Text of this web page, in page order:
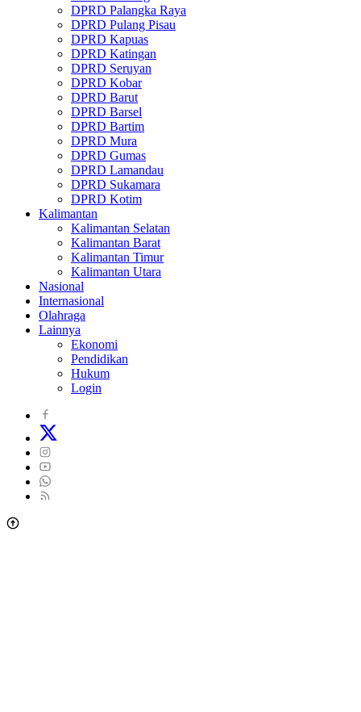
DPRD Palangka Raya
DPRD Pulang Pisau
DPRD Kapuas
DPRD Katingan
DPRD Seruyan
DPRD Kobar
DPRD Barut
DPRD Barsel
DPRD Bartim
DPRD Mura
DPRD Gumas
DPRD Lamandau
DPRD Sukamara
DPRD Kotim
Kalimantan
Kalimantan Selatan
Kalimantan Barat
Kalimantan Timur
Kalimantan Utara
Nasional
Internasional
Olahraga
Lainnya
Ekonomi
Pendidikan
Hukum
Login